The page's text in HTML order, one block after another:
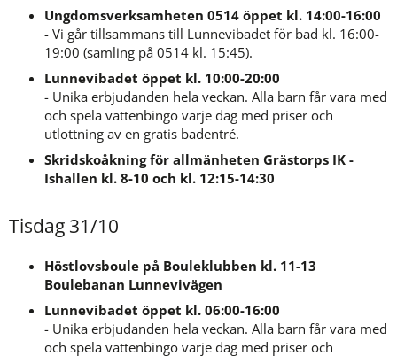
Ungdomsverksamheten 0514 öppet kl. 14:00-16:00
- Vi går tillsammans till Lunnevibadet för bad kl. 16:00-
19:00 (samling på 0514 kl. 15:45).
Lunnevibadet öppet kl. 10:00-20:00
- Unika erbjudanden hela veckan. Alla barn får vara med
och spela vattenbingo varje dag med priser och
utlottning av en gratis badentré.
Skridskoåkning för allmänheten Grästorps IK -
Ishallen kl. 8-10 och kl. 12:15-14:30
Tisdag 31/10
Höstlovsboule på Bouleklubben kl. 11-13
Boulebanan Lunnevivägen
Lunnevibadet öppet kl. 06:00-16:00
- Unika erbjudanden hela veckan. Alla barn får vara med
och spela vattenbingo varje dag med priser och